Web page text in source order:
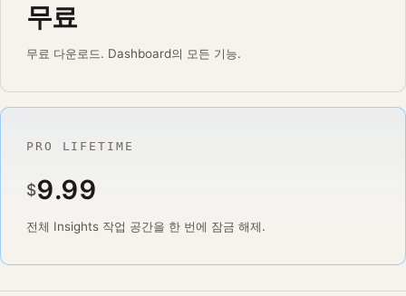
무료
무료 다운로드. Dashboard의 모든 기능.
PRO LIFETIME
$9.99
전체 Insights 작업 공간을 한 번에 잠금 해제.